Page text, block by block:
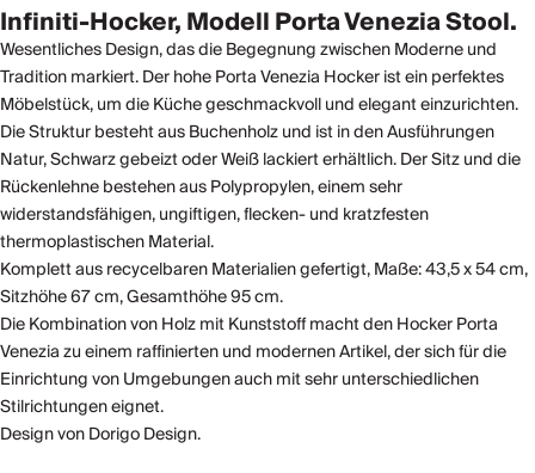
Infiniti-Hocker, Modell Porta Venezia Stool.
Wesentliches Design, das die Begegnung zwischen Moderne und
Tradition markiert. Der hohe Porta Venezia Hocker ist ein perfektes
Möbelstück, um die Küche geschmackvoll und elegant einzurichten.
Die Struktur besteht aus Buchenholz und ist in den Ausführungen
Natur, Schwarz gebeizt oder Weiß lackiert erhältlich. Der Sitz und die
Rückenlehne bestehen aus Polypropylen, einem sehr
widerstandsfähigen, ungiftigen, flecken- und kratzfesten
thermoplastischen Material.
Komplett aus recycelbaren Materialien gefertigt, Maße: 43,5 x 54 cm,
Sitzhöhe 67 cm, Gesamthöhe 95 cm.
Die Kombination von Holz mit Kunststoff macht den Hocker Porta
Venezia zu einem raffinierten und modernen Artikel, der sich für die
Einrichtung von Umgebungen auch mit sehr unterschiedlichen
Stilrichtungen eignet.
Design von Dorigo Design.